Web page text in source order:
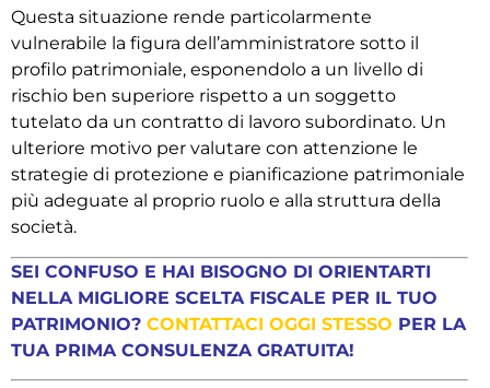
Questa situazione rende particolarmente
vulnerabile la figura dell’amministratore sotto il
profilo patrimoniale, esponendolo a un livello di
rischio ben superiore rispetto a un soggetto
tutelato da un contratto di lavoro subordinato. Un
ulteriore motivo per valutare con attenzione le
strategie di protezione e pianificazione patrimoniale
più adeguate al proprio ruolo e alla struttura della
società.
SEI CONFUSO E HAI BISOGNO DI ORIENTARTI
NELLA MIGLIORE SCELTA FISCALE PER IL TUO
PATRIMONIO? CONTATTACI OGGI STESSO PER LA
TUA PRIMA CONSULENZA GRATUITA!